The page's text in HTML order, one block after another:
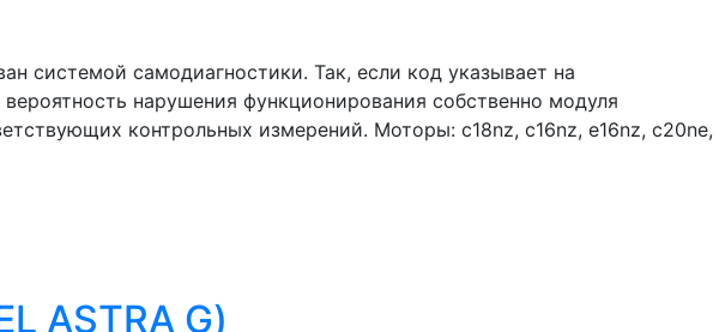
системой самодиагностики. Так, если код указывает на
нарушения функционирования собственно модуля
контрольных измерений. Моторы: c18nz, c16nz, e16nz, c20nе,
ASTRA G)